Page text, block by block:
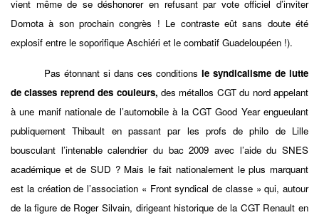
vient même de se déshonorer en refusant par vote officiel d’inviter
Domota à son prochain congrès ! Le contraste eût sans doute été
explosif entre le soporifique Aschiéri et le combatif Guadeloupéen !).
Pas étonnant si dans ces conditionsle syndicalisme de lutte
de classes reprend des couleurs, des métallos CGT du nord appelant
à une manif nationale de l’automobile à la CGT Good Year engueulant
publiquement Thibault en passant par les profs de philo de Lille
bousculant l’intenable calendrier du bac 2009 avec l’aide du SNES
académique et de SUD ? Mais le fait nationalement le plus marquant
est la création de l’association « Front syndical de classe » qui, autour
de la figure de Roger Silvain, dirigeant historique de la CGT Renault en